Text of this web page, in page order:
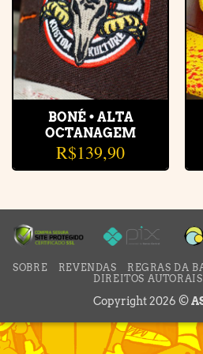
BONÉ • ALTA
OCTANAGEM
R$139,90
SOBRE REVENDAS REGRAS DA
DIREITOS AUTORAIS
Copyright 2026 ©